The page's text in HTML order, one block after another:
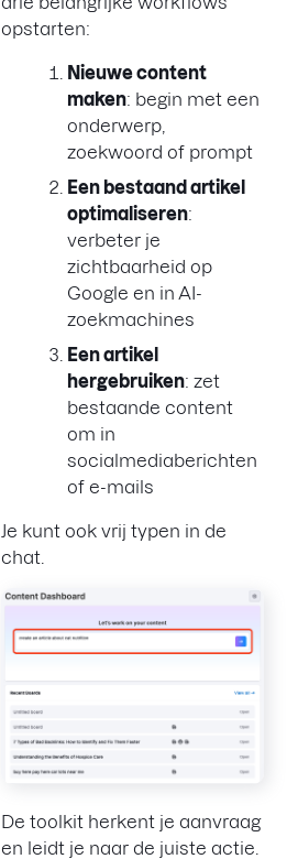
opstarten:
Nieuwe content
maken: begin met een
onderwerp,
zoekwoord of prompt
Een bestaand artikel
optimaliseren:
verbeter je
zichtbaarheid op
Google en in AI-
zoekmachines
Een artikel
hergebruiken: zet
bestaande content
om in
socialmediaberichten
of e-mails
Je kunt ook vrij typen in de
chat.
De toolkit herkent je aanvraag
en leidt je naar de juiste actie.